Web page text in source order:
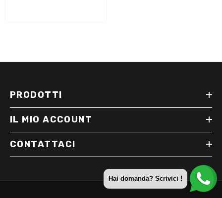
PRODOTTI
IL MIO ACCOUNT
CONTATTACI
Hai domanda? Scrivici !